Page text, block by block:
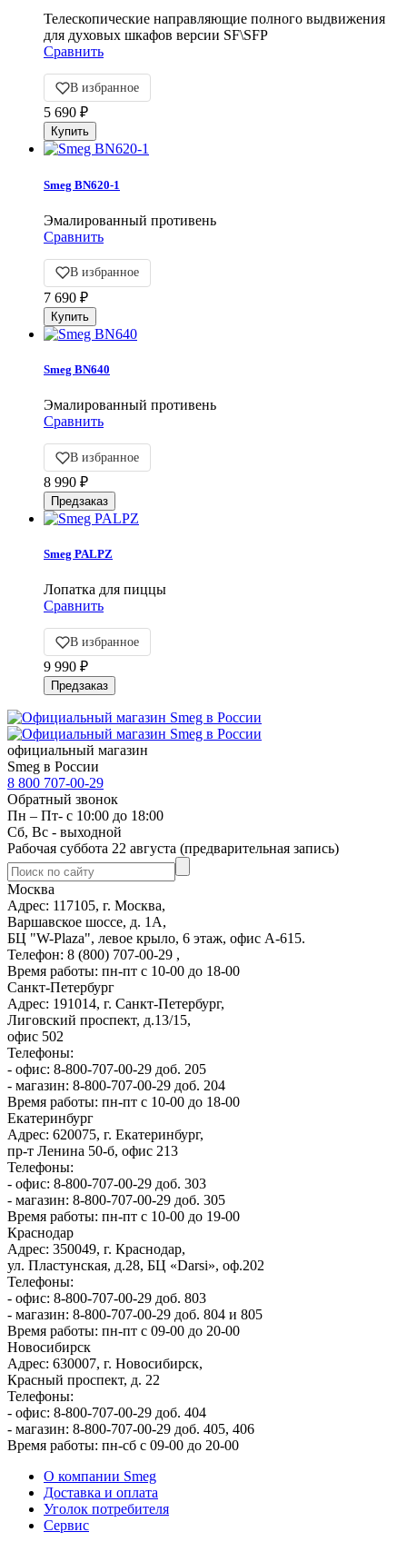
Телескопические направляющие полного выдвижения
для духовых шкафов версии SF\SFP
Сравнить
В избранное
5 690 ₽
Smeg BN620-1
Эмалированный противень
Сравнить
В избранное
7 690 ₽
Smeg BN640
Эмалированный противень
Сравнить
В избранное
8 990 ₽
Smeg PALPZ
Лопатка для пиццы
Сравнить
В избранное
9 990 ₽
официальный магазин
Smeg в России
8 800 707-00-29
Обратный звонок
Пн – Пт- с 10:00 до 18:00
Сб, Вс - выходной
Рабочая суббота 22 августа (предварительная запись)
Москва
Адрес: 117105, г. Москва,
Варшавское шоссе, д. 1А,
БЦ "W-Plaza", левое крыло, 6 этаж, офис А-615.
Телефон: 8 (800) 707-00-29 ,
Время работы: пн-пт с 10-00 до 18-00
Санкт-Петербург
Адрес: 191014, г. Санкт-Петербург,
Лиговский проспект, д.13/15,
офис 502
Телефоны:
- офис: 8-800-707-00-29 доб. 205
- магазин: 8-800-707-00-29 доб. 204
Время работы: пн-пт с 10-00 до 18-00
Екатеринбург
Адрес: 620075, г. Екатеринбург,
пр-т Ленина 50-б, офис 213
Телефоны:
- офис: 8-800-707-00-29 доб. 303
- магазин: 8-800-707-00-29 доб. 305
Время работы: пн-пт с 10-00 до 19-00
Краснодар
Адрес: 350049, г. Краснодар,
ул. Пластунская, д.28, БЦ «Darsi», оф.202
Телефоны:
- офис: 8-800-707-00-29 доб. 803
- магазин: 8-800-707-00-29 доб. 804 и 805
Время работы: пн-пт с 09-00 до 20-00
Новосибирск
Адрес: 630007, г. Новосибирск,
Красный проспект, д. 22
Телефоны:
- офис: 8-800-707-00-29 доб. 404
- магазин: 8-800-707-00-29 доб. 405, 406
Время работы: пн-сб с 09-00 до 20-00
О компании Smeg
Доставка и оплата
Уголок потребителя
Сервис